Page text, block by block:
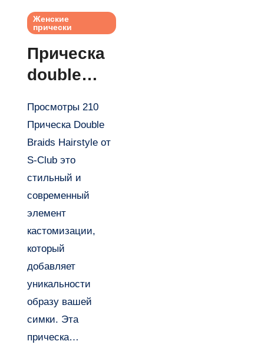
Женские
прически
Прическа
double
hairstyle
от S-Club
Просмотры 210
Прическа Double
Braids Hairstyle от
S-Club это
стильный и
современный
элемент
кастомизации,
который
добавляет
уникальности
образу вашей
симки. Эта
прическа…